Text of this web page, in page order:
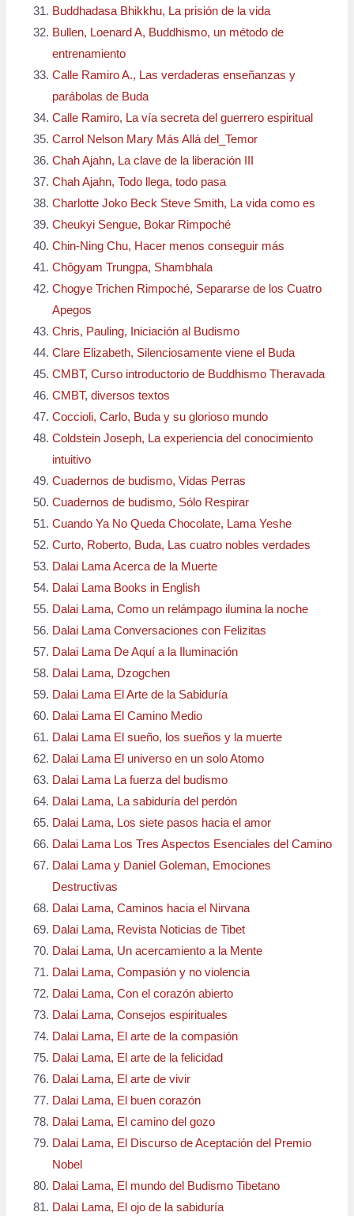
Buddhadasa Bhikkhu, La prisión de la vida
Bullen, Loenard A, Buddhismo, un método de
entrenamiento
Calle Ramiro A., Las verdaderas enseñanzas y
parábolas de Buda
Calle Ramiro, La vía secreta del guerrero espiritual
Carrol Nelson Mary Más Allá del_Temor
Chah Ajahn, La clave de la liberación III
Chah Ajahn, Todo llega, todo pasa
Charlotte Joko Beck Steve Smith, La vida como es
Cheukyi Sengue, Bokar Rimpoché
Chin-Ning Chu, Hacer menos conseguir más
Chôgyam Trungpa, Shambhala
Chogye Trichen Rimpoché, Separarse de los Cuatro
Apegos
Chris, Pauling, Iniciación al Budismo
Clare Elizabeth, Silenciosamente viene el Buda
CMBT, Curso introductorio de Buddhismo Theravada
CMBT, diversos textos
Coccioli, Carlo, Buda y su glorioso mundo
Coldstein Joseph, La experiencia del conocimiento
intuitivo
Cuadernos de budismo, Vidas Perras
Cuadernos de budismo, Sólo Respirar
Cuando Ya No Queda Chocolate, Lama Yeshe
Curto, Roberto, Buda, Las cuatro nobles verdades
Dalai Lama Acerca de la Muerte
Dalai Lama Books in English
Dalai Lama, Como un relámpago ilumina la noche
Dalai Lama Conversaciones con Felizitas
Dalai Lama De Aquí a la Iluminación
Dalai Lama, Dzogchen
Dalai Lama El Arte de la Sabiduría
Dalai Lama El Camino Medio
Dalai Lama El sueño, los sueños y la muerte
Dalai Lama El universo en un solo Atomo
Dalai Lama La fuerza del budismo
Dalai Lama, La sabiduría del perdón
Dalai Lama, Los siete pasos hacia el amor
Dalai Lama Los Tres Aspectos Esenciales del Camino
Dalai Lama y Daniel Goleman, Emociones
Destructivas
Dalai Lama, Caminos hacia el Nirvana
Dalai Lama, Revista Noticias de Tibet
Dalai Lama, Un acercamiento a la Mente
Dalai Lama, Compasión y no violencia
Dalai Lama, Con el corazón abierto
Dalai Lama, Consejos espirituales
Dalai Lama, El arte de la compasión
Dalai Lama, El arte de la felicidad
Dalai Lama, El arte de vivir
Dalai Lama, El buen corazón
Dalai Lama, El camino del gozo
Dalai Lama, El Discurso de Aceptación del Premio
Nobel
Dalai Lama, El mundo del Budismo Tibetano
Dalai Lama, El ojo de la sabiduría